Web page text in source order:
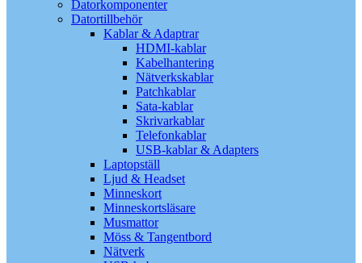
Datorkomponenter
Datortillbehör
Kablar & Adaptrar
HDMI-kablar
Kabelhantering
Nätverkskablar
Patchkablar
Sata-kablar
Skrivarkablar
Telefonkablar
USB-kablar & Adapters
Laptopställ
Ljud & Headset
Minneskort
Minneskortsläsare
Musmattor
Möss & Tangentbord
Nätverk